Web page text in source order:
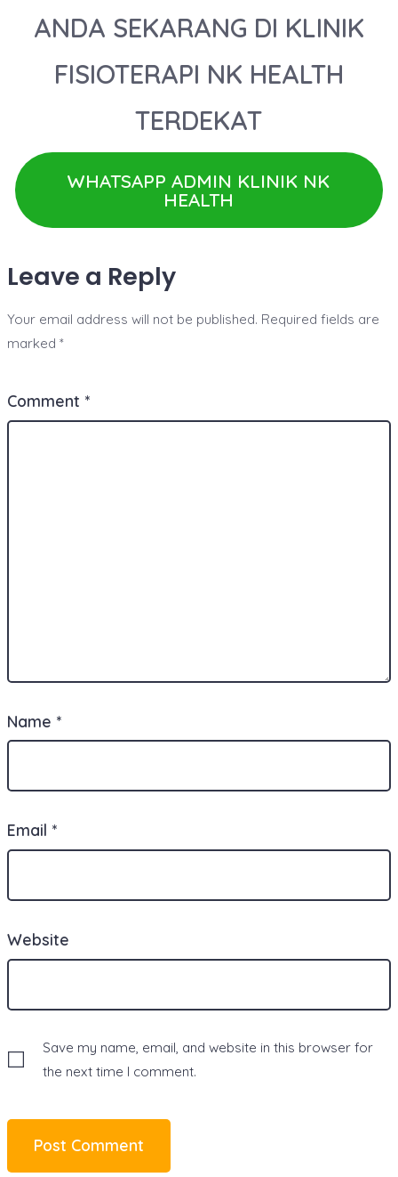
ANDA SEKARANG DI KLINIK
FISIOTERAPI NK HEALTH
TERDEKAT
WHATSAPP ADMIN KLINIK NK
HEALTH
Leave a Reply
Your email address will not be published. Required fields are
marked*
Comment *
Name *
Email *
Website
Save my name, email, and website in this browser for
the next time I comment.